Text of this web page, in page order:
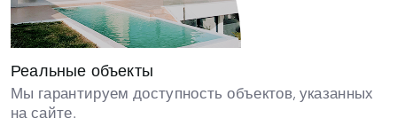
Реальные объекты
Мы гарантируем доступность объектов, указанных
на сайте.